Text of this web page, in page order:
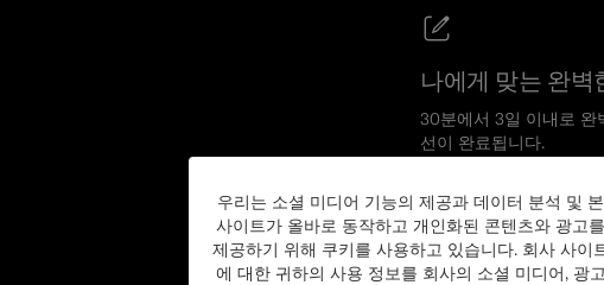
나에게 맞는 완벽
30분에서 3일 이내로 완
선이 완료됩니다.
우리는 소셜 미디어 기능의 제공과 데이터 분석 및 본
사이트가 올바로 동작하고 개인화된 콘텐츠와 광고를
제공하기 위해 쿠키를 사용하고 있습니다. 회사 사이
에 대한 귀하의 사용 정보를 회사의 소셜 미디어, 광고